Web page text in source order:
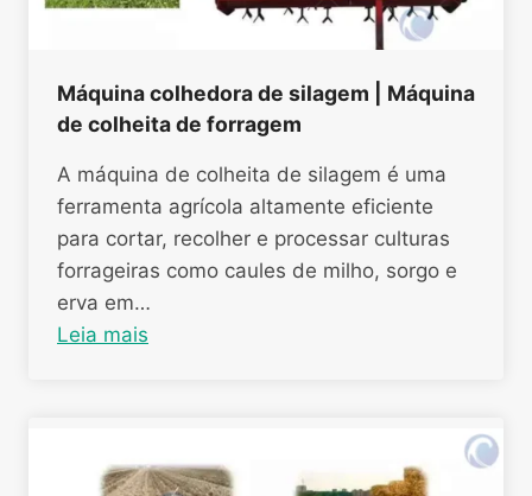
Máquina colhedora de silagem | Máquina
de colheita de forragem
A máquina de colheita de silagem é uma
ferramenta agrícola altamente eficiente
para cortar, recolher e processar culturas
forrageiras como caules de milho, sorgo e
erva em…
Leia mais